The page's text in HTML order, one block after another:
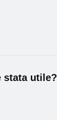
stata utile?